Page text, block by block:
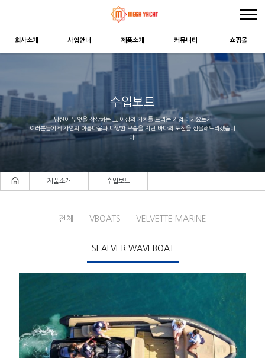
회사소개 사업안내 제품소개 커뮤니티 쇼핑몰
수입보트
당신이 무엇을 상상하든 그 이상의 가치를 드리는 기업 메가요트가
여러분들에게 자연의 아름다움과 다양한 모습을 지닌 바다의 도전을 선물해드리겠습니
다.
제품소개 수입보트
전체 VBOATS VELVETTE MARINE
SEALVER WAVEBOAT